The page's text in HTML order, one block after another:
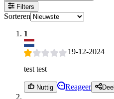
Filters
Sorteren
1
19-12-2024
test test
Nuttig Reageer Deel